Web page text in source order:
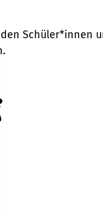
Schüler*innen